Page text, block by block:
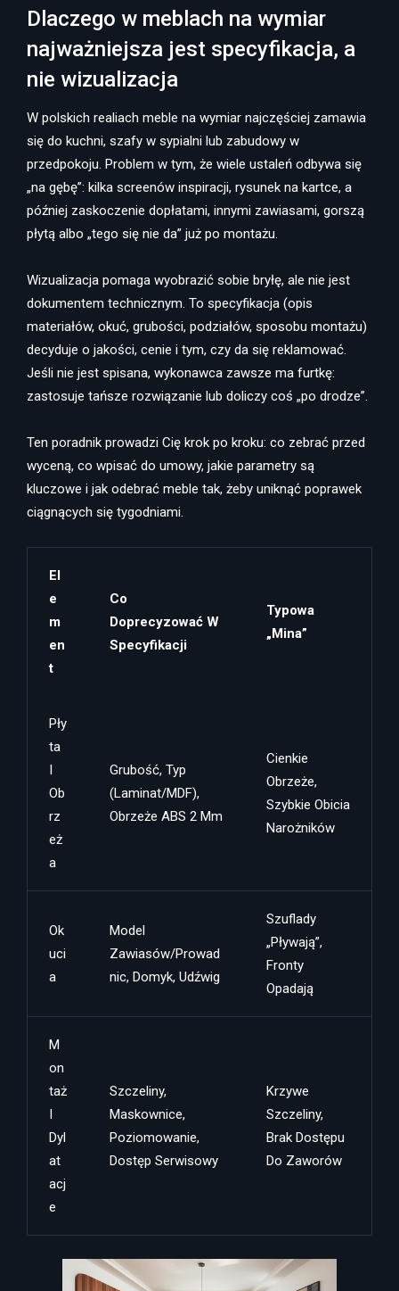
Dlaczego w meblach na wymiar
najważniejsza jest specyfikacja, a
nie wizualizacja
W polskich realiach meble na wymiar najczęściej zamawia
się do kuchni, szafy w sypialni lub zabudowy w
przedpokoju. Problem w tym, że wiele ustaleń odbywa się
„na gębę”: kilka screenów inspiracji, rysunek na kartce, a
później zaskoczenie dopłatami, innymi zawiasami, gorszą
płytą albo „tego się nie da” już po montażu.
Wizualizacja pomaga wyobrazić sobie bryłę, ale nie jest
dokumentem technicznym. To specyfikacja (opis
materiałów, okuć, grubości, podziałów, sposobu montażu)
decyduje o jakości, cenie i tym, czy da się reklamować.
Jeśli nie jest spisana, wykonawca zawsze ma furtkę:
zastosuje tańsze rozwiązanie lub doliczy coś „po drodze”.
Ten poradnik prowadzi Cię krok po kroku: co zebrać przed
wyceną, co wpisać do umowy, jakie parametry są
kluczowe i jak odebrać meble tak, żeby uniknąć poprawek
ciągnących się tygodniami.
El
E
M
En
T
Co
Doprecyzować W
Specyfikacji
Typowa
„mina”
Pły
Ta
I
Ob
Rz
Eż
A
Grubość, Typ
(laminat/MDF),
Obrzeże ABS 2 Mm
Cienkie
Obrzeże,
Szybkie Obicia
Narożników
Ok
Uci
A
Model
Zawiasów/prowad
Nic, Domyk, Udźwig
Szuflady
„pływają”,
Fronty
Opadają
M
On
Taż
I
Dyl
At
Acj
E
Szczeliny,
Maskownice,
Poziomowanie,
Dostęp Serwisowy
Krzywe
Szczeliny,
Brak Dostępu
Do Zaworów